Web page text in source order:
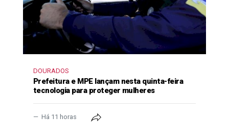
DOURADOS
Prefeitura e MPE lançam nesta quinta-feira
tecnologia para proteger mulheres
Há 11 horas